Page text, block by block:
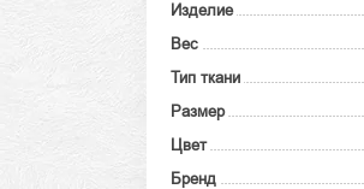
Изделие
Вес
Тип ткани
Размер
Цвет
Бренд